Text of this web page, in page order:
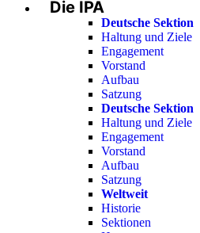
Menu
Die IPA
Deutsche Sektion
Haltung und Ziele
Engagement
Vorstand
Aufbau
Satzung
Deutsche Sektion
Haltung und Ziele
Engagement
Vorstand
Aufbau
Satzung
Weltweit
Historie
Sektionen